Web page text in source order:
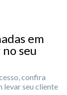
em
seu
confira
levar seu cliente